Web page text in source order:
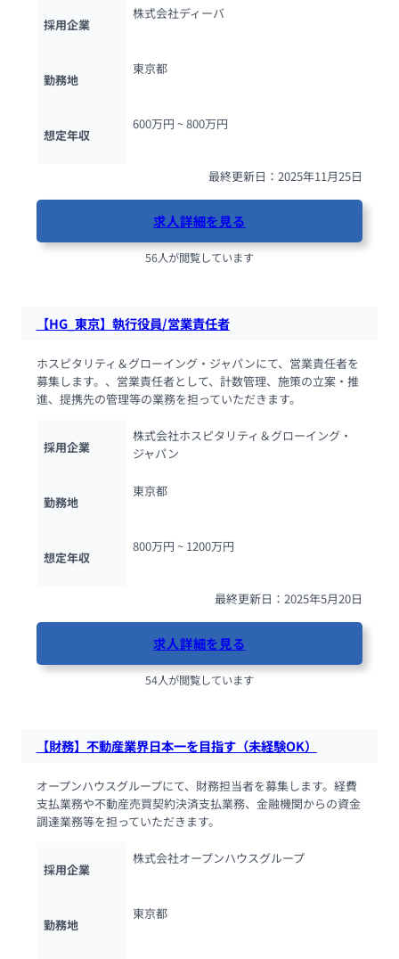
採用企業
株式会社ディーバ
勤務地
東京都
想定年収
600万円 ~ 800万円
最終更新日：2025年11月25日
求人詳細を見る
56人が閲覧しています
【HG_東京】執行役員/営業責任者
ホスピタリティ＆グローイング・ジャパンにて、営業責任者を
募集します。、営業責任者として、計数管理、施策の立案・推
進、提携先の管理等の業務を担っていただきます。
採用企業
株式会社ホスピタリティ＆グローイング・
ジャパン
勤務地
東京都
想定年収
800万円 ~ 1200万円
最終更新日：2025年5月20日
求人詳細を見る
54人が閲覧しています
【財務】不動産業界日本一を目指す（未経験OK）
オープンハウスグループにて、財務担当者を募集します。経費
支払業務や不動産売買契約決済支払業務、金融機関からの資金
調達業務等を担っていただきます。
採用企業
株式会社オープンハウスグループ
勤務地
東京都